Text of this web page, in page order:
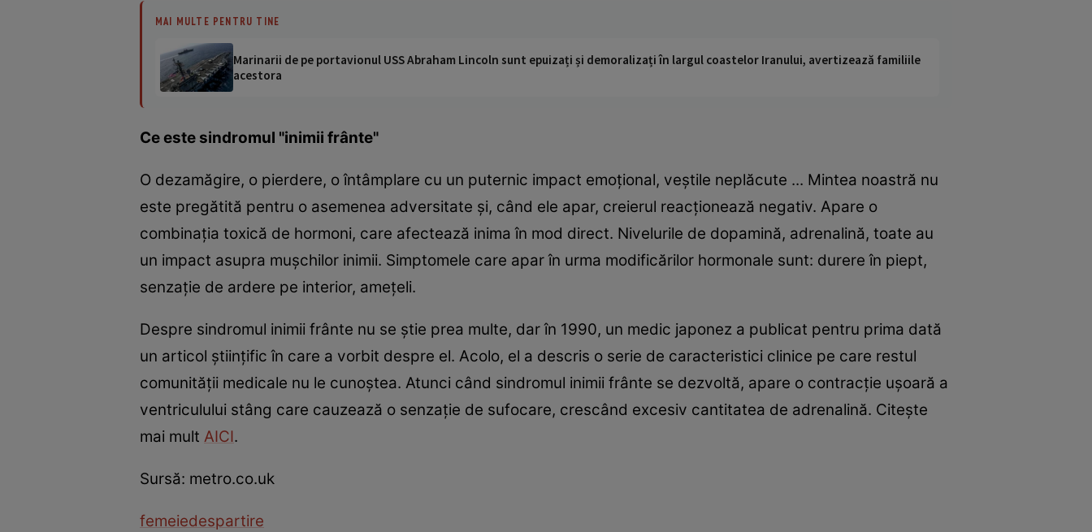
MAI MULTE PENTRU TINE
Marinarii de pe portavionul USS Abraham Lincoln sunt epuizați și demoralizați în largul coastelor Iranului, avertizează familiile
acestora
Ce este sindromul "inimii frânte"
O dezamăgire, o pierdere, o întâmplare cu un puternic impact emoţional, veştile neplăcute ... Mintea noastră nu
este pregătită pentru o asemenea adversitate şi, când ele apar, creierul reacţionează negativ. Apare o
combinaţia toxică de hormoni, care afectează inima în mod direct. Nivelurile de dopamină, adrenalină, toate au
un impact asupra muşchilor inimii. Simptomele care apar în urma modificărilor hormonale sunt: durere în piept,
senzaţie de ardere pe interior, ameţeli.
Despre sindromul inimii frânte nu se ştie prea multe, dar în 1990, un medic japonez a publicat pentru prima dată
un articol ştiinţific în care a vorbit despre el. Acolo, el a descris o serie de caracteristici clinice pe care restul
comunităţii medicale nu le cunoştea. Atunci când sindromul inimii frânte se dezvoltă, apare o contracţie uşoară a
ventriculului stâng care cauzează o senzaţie de sufocare, crescând excesiv cantitatea de adrenalină. Citeşte
mai mult AICI.
Sursă: metro.co.uk
femeiedespartire